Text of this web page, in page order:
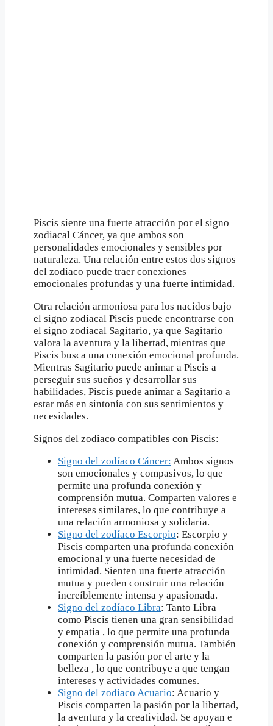
Piscis siente una fuerte atracción por el signo
zodiacal Cáncer, ya que ambos son
personalidades emocionales y sensibles por
naturaleza. Una relación entre estos dos signos
del zodiaco puede traer conexiones
emocionales profundas y una fuerte intimidad.
Otra relación armoniosa para los nacidos bajo
el signo zodiacal Piscis puede encontrarse con
el signo zodiacal Sagitario, ya que Sagitario
valora la aventura y la libertad, mientras que
Piscis busca una conexión emocional profunda.
Mientras Sagitario puede animar a Piscis a
perseguir sus sueños y desarrollar sus
habilidades, Piscis puede animar a Sagitario a
estar más en sintonía con sus sentimientos y
necesidades.
Signos del zodiaco compatibles con Piscis:
Signo del zodíaco Cáncer: Ambos signos
son emocionales y compasivos, lo que
permite una profunda conexión y
comprensión mutua. Comparten valores e
intereses similares, lo que contribuye a
una relación armoniosa y solidaria.
Signo del zodíaco Escorpio: Escorpio y
Piscis comparten una profunda conexión
emocional y una fuerte necesidad de
intimidad. Sienten una fuerte atracción
mutua y pueden construir una relación
increíblemente intensa y apasionada.
Signo del zodíaco Libra: Tanto Libra
como Piscis tienen una gran sensibilidad
y empatía , lo que permite una profunda
conexión y comprensión mutua. También
comparten la pasión por el arte y la
belleza , lo que contribuye a que tengan
intereses y actividades comunes.
Signo del zodíaco Acuario: Acuario y
Piscis comparten la pasión por la libertad,
la aventura y la creatividad. Se apoyan e